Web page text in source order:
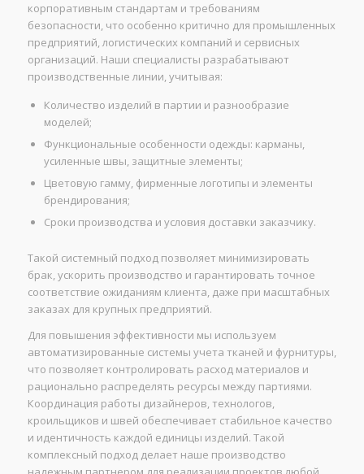
корпоративным стандартам и требованиям
безопасности, что особенно критично для промышленных
предприятий, логистических компаний и сервисных
организаций. Наши специалисты разрабатывают
производственные линии, учитывая:
Количество изделий в партии и разнообразие
моделей;
Функциональные особенности одежды: карманы,
усиленные швы, защитные элементы;
Цветовую гамму, фирменные логотипы и элементы
брендирования;
Сроки производства и условия доставки заказчику.
Такой системный подход позволяет минимизировать
брак, ускорить производство и гарантировать точное
соответствие ожиданиям клиента, даже при масштабных
заказах для крупных предприятий.
Для повышения эффективности мы используем
автоматизированные системы учета тканей и фурнитуры,
что позволяет контролировать расход материалов и
рационально распределять ресурсы между партиями.
Координация работы дизайнеров, технологов,
кроильщиков и швей обеспечивает стабильное качество
и идентичность каждой единицы изделий. Такой
комплексный подход делает наше производство